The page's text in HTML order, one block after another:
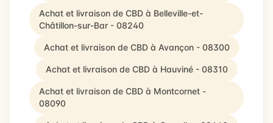
Achat et livraison de CBD à Belleville-et-
Châtillon-sur-Bar - 08240
Achat et livraison de CBD à Avançon - 08300
Achat et livraison de CBD à Hauviné - 08310
Achat et livraison de CBD à Montcornet -
08090